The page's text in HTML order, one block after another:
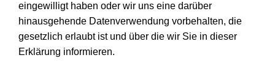
eingewilligt haben oder wir uns eine darüber
hinausgehende Datenverwendung vorbehalten, die
gesetzlich erlaubt ist und über die wir Sie in dieser
Erklärung informieren.